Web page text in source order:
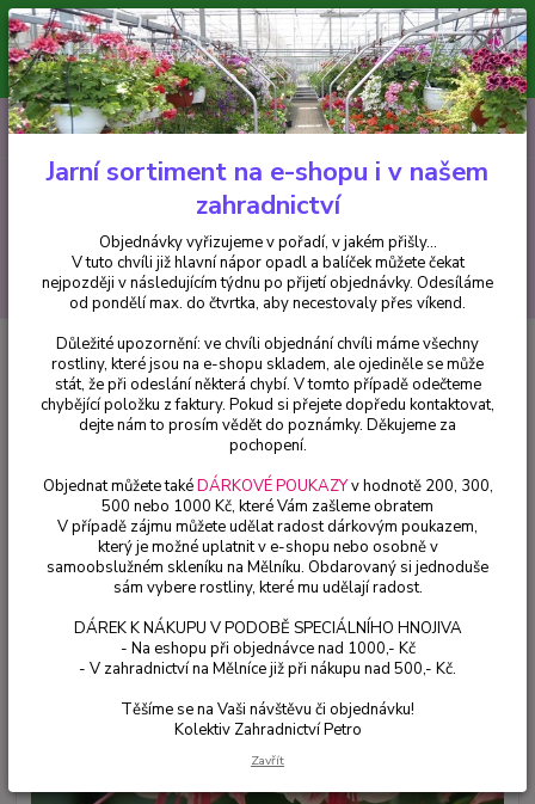
Minimální hodnota pro odeslání z e-shopu je 300 Kč.
V tuto chvíli již hlavní nápor objednávek opadl a balíček můžete čekat
nejpozději v následujícím týdnu po přijetí objednávky. Objednávky
vyřizujeme v pořadí, v jakém přišly...
CZK
Hledat
+420 602 223 614 0ks
za0 Kč
Fuchsie Niedersachsen Fuchsie - cena na prodejně
Niedersachsen Fuchsie - cena na
prodejně
Jarní sortiment na e-shopu i v našem
zahradnictví
Objednávky vyřizujeme v pořadí, v jakém přišly...
V tuto chvíli již hlavní nápor opadl a balíček můžete čekat
nejpozději v následujícím týdnu po přijetí objednávky. Odesíláme
od pondělí max. do čtvrtka, aby necestovaly přes víkend.
Důležité upozornění: ve chvíli objednání chvíli máme všechny
rostliny, které jsou na e-shopu skladem, ale ojediněle se může
stát, že při odeslání některá chybí. V tomto případě odečteme
chybějící položku z faktury. Pokud si přejete dopředu kontaktovat,
dejte nám to prosím vědět do poznámky. Děkujeme za
pochopení.
Objednat můžete takéDÁRKOVÉ POUKAZYv hodnotě 200, 300,
500 nebo 1000 Kč, které Vám zašleme obratem
V případě zájmu můžete udělat radost dárkovým poukazem,
který je možné uplatnit v e-shopu nebo osobně v
samoobslužném skleníku na Mělníku. Obdarovaný si jednoduše
sám vybere rostliny, které mu udělají radost.
DÁREK K NÁKUPU V PODOBĚ SPECIÁLNÍHO HNOJIVA
- Na eshopu při objednávce nad 1000,- Kč
- V zahradnictví na Mělníce již při nákupu nad 500,- Kč.
Těšíme se na Vaši návštěvu či objednávku!
Kolektiv Zahradnictví Petro
Zavřít